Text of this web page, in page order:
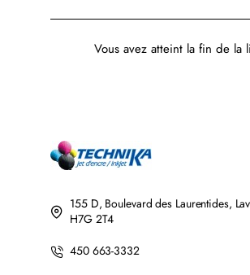
Vous avez atteint la fin de la
155 D, Boulevard des Laurentides,
H7G 2T4
450 663-3332